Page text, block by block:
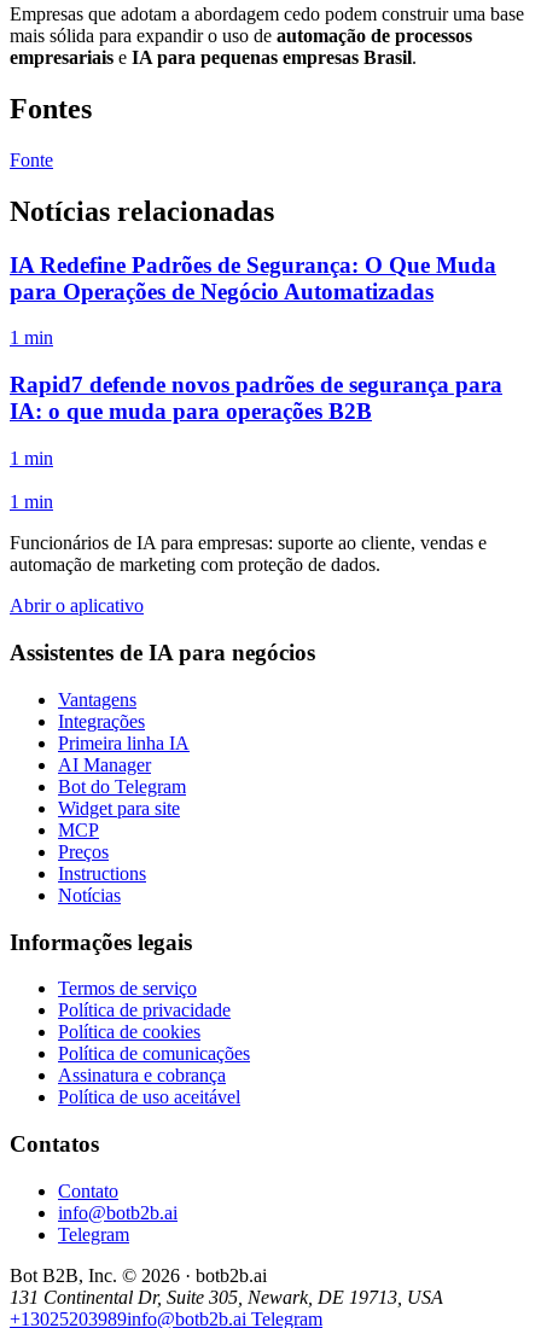
Empresas que adotam a abordagem cedo podem construir uma base
mais sólida para expandir o uso de automação de processos
empresariais e IA para pequenas empresas Brasil.
Fontes
Fonte
Notícias relacionadas
IA Redefine Padrões de Segurança: O Que Muda
para Operações de Negócio Automatizadas
1 min
Rapid7 defende novos padrões de segurança para
IA: o que muda para operações B2B
1 min
1 min
Funcionários de IA para empresas: suporte ao cliente, vendas e
automação de marketing com proteção de dados.
Abrir o aplicativo
Assistentes de IA para negócios
Vantagens
Integrações
Primeira linha IA
AI Manager
Bot do Telegram
Widget para site
MCP
Preços
Instructions
Notícias
Informações legais
Termos de serviço
Política de privacidade
Política de cookies
Política de comunicações
Assinatura e cobrança
Política de uso aceitável
Contatos
Contato
info@botb2b.ai
Telegram
Bot B2B, Inc. © 2026 · botb2b.ai
131 Continental Dr, Suite 305, Newark, DE 19713, USA
+13025203989info@botb2b.ai Telegram